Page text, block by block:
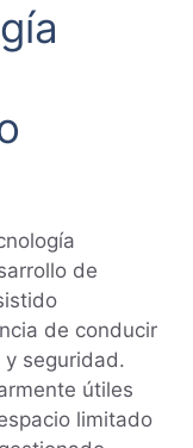
de
de conducir
seguridad.
útiles
limitado